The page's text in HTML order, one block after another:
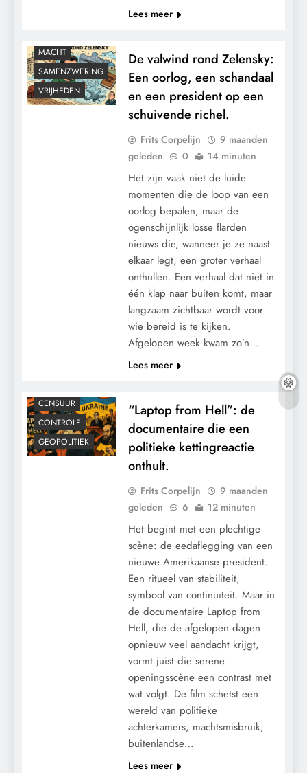
Lees meer
MACHT
SAMENZWERING
VRIJHEDEN
De valwind rond Zelensky:
Een oorlog, een schandaal
en een president op een
schuivende richel.
Frits Corpelijn
9 maanden
geleden
0 14 minuten
Het zijn vaak niet de luide
momenten die de loop van een
oorlog bepalen, maar de
ogenschijnlijk losse flarden
nieuws die, wanneer je ze naast
elkaar legt, een groter verhaal
onthullen. Een verhaal dat niet in
één klap naar buiten komt, maar
langzaam zichtbaar wordt voor
wie bereid is te kijken.
Afgelopen week kwam zo’n…
Lees meer
CENSUUR
CONTROLE
GEOPOLITIEK
“Laptop from Hell”: de
documentaire die een
politieke kettingreactie
onthult.
Frits Corpelijn
9 maanden
geleden
6 12 minuten
Het begint met een plechtige
scène: de eedaflegging van een
nieuwe Amerikaanse president.
Een ritueel van stabiliteit,
symbool van continuïteit. Maar in
de documentaire Laptop from
Hell, die de afgelopen dagen
opnieuw veel aandacht krijgt,
vormt juist die serene
openingsscène een contrast met
wat volgt. De film schetst een
wereld van politieke
achterkamers, machtsmisbruik,
buitenlandse…
Lees meer